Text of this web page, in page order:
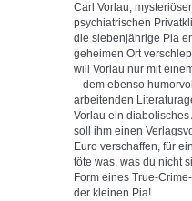
Carl Vorlau,
psychiatrischen
die siebenjährige Pia
geheimen Ort
will Vorlau nur mit
– dem ebenso
arbeitenden
Vorlau ein diabolisches
soll ihm einen
Euro verschaffen, für
töte was, was du nicht
Form eines True-
der kleinen Pia!